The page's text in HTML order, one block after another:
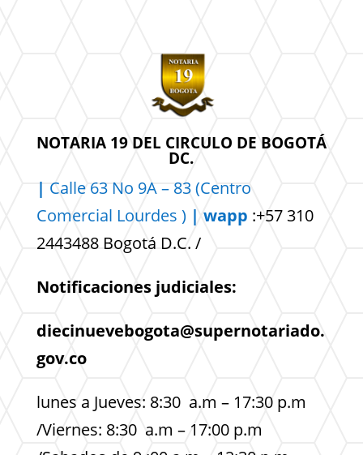
NOTARIA 19 DEL CIRCULO DE BOGOTÁ
DC.
| Calle 63 No 9A – 83 (Centro
Comercial Lourdes ) | wapp :+57 310
2443488 Bogotá D.C. /
Notificaciones judiciales:
diecinuevebogota@supernotariado.
gov.co
lunes a Jueves: 8:30 a.m – 17:30 p.m
/Viernes: 8:30 a.m – 17:00 p.m